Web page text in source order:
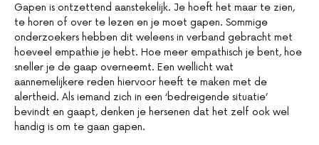
Gapen is ontzettend aanstekelijk. Je hoeft het maar te zien,
te horen of over te lezen en je moet gapen. Sommige
onderzoekers hebben dit weleens in verband gebracht met
hoeveel empathie je hebt. Hoe meer empathisch je bent, hoe
sneller je de gaap overneemt. Een wellicht wat
aannemelijkere reden hiervoor heeft te maken met de
alertheid. Als iemand zich in een ‘bedreigende situatie’
bevindt en gaapt, denken je hersenen dat het zelf ook wel
handig is om te gaan gapen.